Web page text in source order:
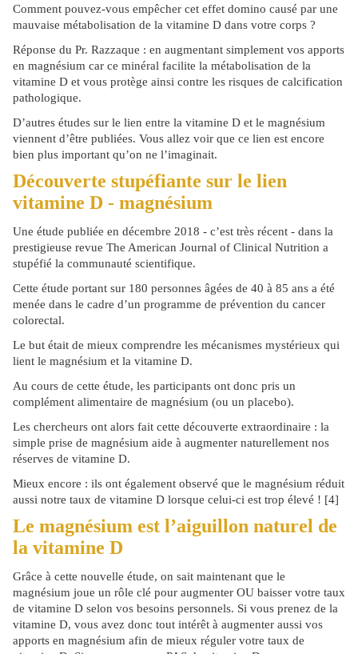
Comment pouvez-vous empêcher cet effet domino causé par une
mauvaise métabolisation de la vitamine D dans votre corps ?
Réponse du Pr. Razzaque : en augmentant simplement vos apports
en magnésium car ce minéral facilite la métabolisation de la
vitamine D et vous protège ainsi contre les risques de calcification
pathologique.
D’autres études sur le lien entre la vitamine D et le magnésium
viennent d’être publiées. Vous allez voir que ce lien est encore
bien plus important qu’on ne l’imaginait.
Découverte stupéfiante sur le lien
vitamine D - magnésium
Une étude publiée en décembre 2018 - c’est très récent - dans la
prestigieuse revue The American Journal of Clinical Nutrition a
stupéfié la communauté scientifique.
Cette étude portant sur 180 personnes âgées de 40 à 85 ans a été
menée dans le cadre d’un programme de prévention du cancer
colorectal.
Le but était de mieux comprendre les mécanismes mystérieux qui
lient le magnésium et la vitamine D.
Au cours de cette étude, les participants ont donc pris un
complément alimentaire de magnésium (ou un placebo).
Les chercheurs ont alors fait cette découverte extraordinaire : la
simple prise de magnésium aide à augmenter naturellement nos
réserves de vitamine D.
Mieux encore : ils ont également observé que le magnésium réduit
aussi notre taux de vitamine D lorsque celui-ci est trop élevé ! [4]
Le magnésium est l’aiguillon naturel de
la vitamine D
Grâce à cette nouvelle étude, on sait maintenant que le
magnésium joue un rôle clé pour augmenter OU baisser votre taux
de vitamine D selon vos besoins personnels. Si vous prenez de la
vitamine D, vous avez donc tout intérêt à augmenter aussi vos
apports en magnésium afin de mieux réguler votre taux de